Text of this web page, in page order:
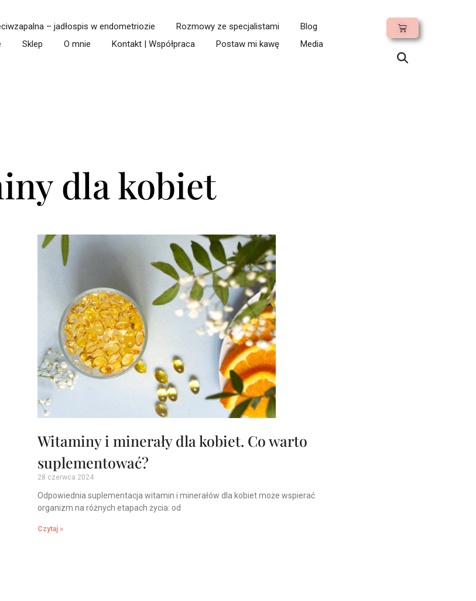
– jadłospis w endometriozie Rozmowy ze specjalistami
Blog
Sklep O mnie Kontakt | Współpraca Postaw mi kawę Media
dla kobiet
Witaminy i minerały dla kobiet. Co warto
suplementować?
28 czerwca 2024
Odpowiednia suplementacja witamin i minerałów dla kobiet może wspierać
organizm na różnych etapach życia: od
Czytaj »